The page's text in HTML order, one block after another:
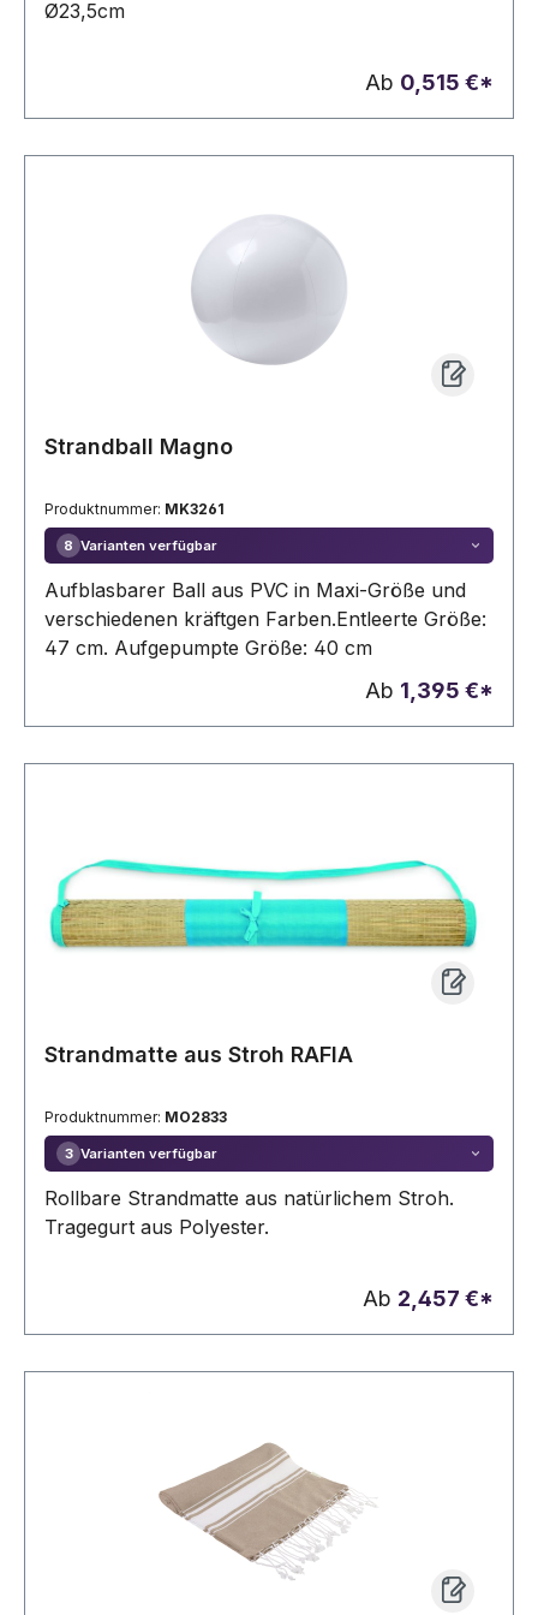
Ø23,5cm
Ab 0,515 €*
Strandball Magno
Produktnummer: MK3261
8 Varianten verfügbar
Aufblasbarer Ball aus PVC in Maxi-Größe und
verschiedenen kräftgen Farben.Entleerte Größe:
47 cm. Aufgepumpte Größe: 40 cm
Ab 1,395 €*
Strandmatte aus Stroh RAFIA
Produktnummer: MO2833
3 Varianten verfügbar
Rollbare Strandmatte aus natürlichem Stroh.
Tragegurt aus Polyester.
Ab 2,457 €*